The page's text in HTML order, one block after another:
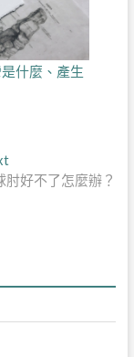
什麼、產生
Next
post:
肘好不了怎麼辦？